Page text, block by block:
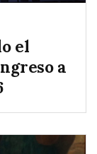
el
a